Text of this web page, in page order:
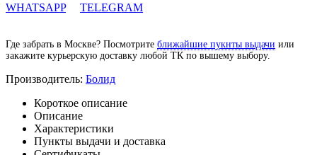
WHATSAPP TELEGRAM
Где забрать в Москве? Посмотрите ближайшие пукнты выдачи или
закажите курьерскую доставку любой ТК по вышему выбору.
Производитель: Болид
Короткое описание
Описание
Характеристики
Пункты выдачи и доставка